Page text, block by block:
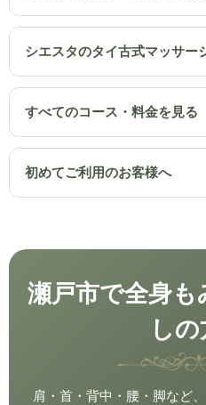
シエスタのタイ古式マッサー
すべてのコース・料金を見る
初めてご利用のお客様へ
瀬戸市で全身
し
肩・首・背中・腰・脚など